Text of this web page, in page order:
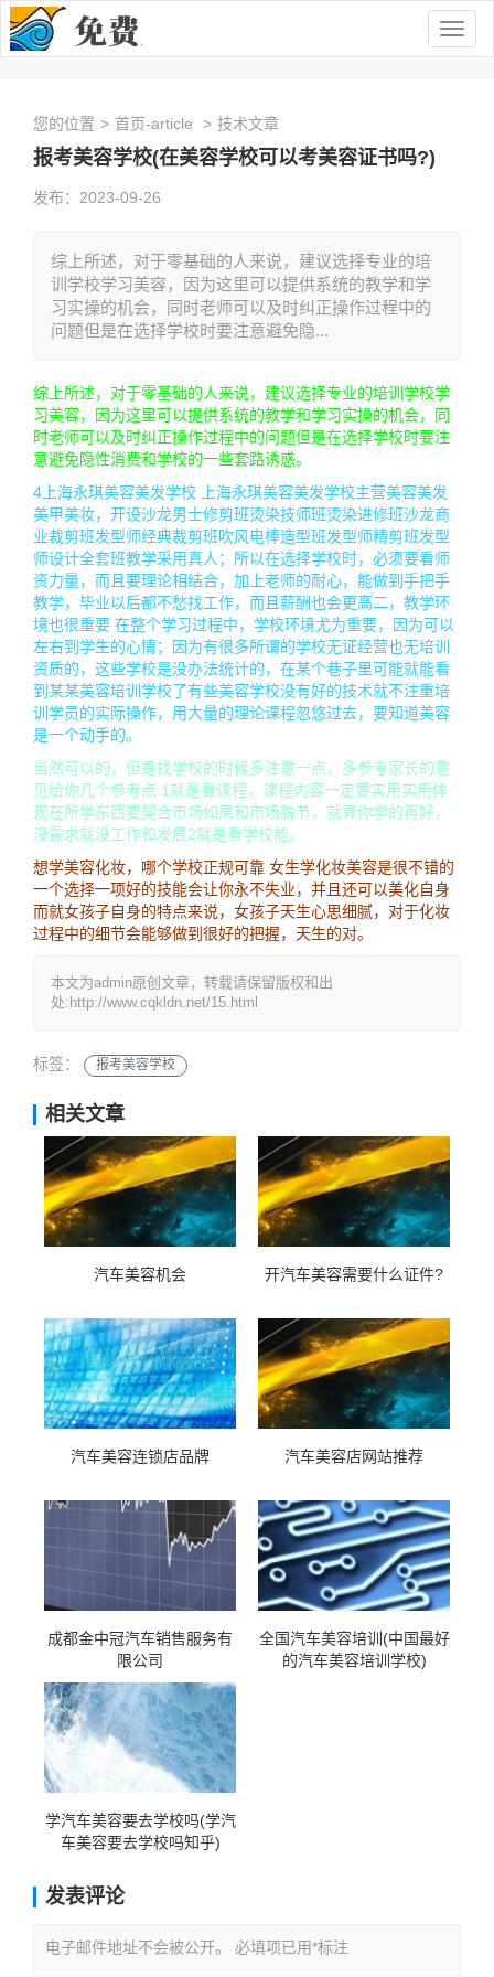
您的位置 > 首页-article > 技术文章
报考美容学校(在美容学校可以考美容证书吗?)
发布：2023-09-26
综上所述，对于零基础的人来说，建议选择专业的培
训学校学习美容，因为这里可以提供系统的教学和学
习实操的机会，同时老师可以及时纠正操作过程中的
问题但是在选择学校时要注意避免隐...
综上所述，对于零基础的人来说，建议选择专业的培训学校学
习美容，因为这里可以提供系统的教学和学习实操的机会，同
时老师可以及时纠正操作过程中的问题但是在选择学校时要注
意避免隐性消费和学校的一些套路诱惑。
4上海永琪美容美发学校 上海永琪美容美发学校主营美容美发
美甲美妆，开设沙龙男士修剪班烫染技师班烫染进修班沙龙商
业裁剪班发型师经典裁剪班吹风电棒造型班发型师精剪班发型
师设计全套班教学采用真人；所以在选择学校时，必须要看师
资力量，而且要理论相结合，加上老师的耐心，能做到手把手
教学，毕业以后都不愁找工作，而且薪酬也会更高二，教学环
境也很重要 在整个学习过程中，学校环境尤为重要，因为可以
左右到学生的心情；因为有很多所谓的学校无证经营也无培训
资质的，这些学校是没办法统计的，在某个巷子里可能就能看
到某某美容培训学校了有些美容学校没有好的技术就不注重培
训学员的实际操作，用大量的理论课程忽悠过去，要知道美容
是一个动手的。
当然可以的，但是找学校的时候多注意一点，多参考家长的意
见给你几个参考点 1就是看课程，课程内容一定要实用实用体
现在所学东西要契合市场如果和市场脱节，就算你学的再好，
没需求就没工作和发展2就是看学校能。
想学美容化妆，哪个学校正规可靠 女生学化妆美容是很不错的
一个选择一项好的技能会让你永不失业，并且还可以美化自身
而就女孩子自身的特点来说，女孩子天生心思细腻，对于化妆
过程中的细节会能够做到很好的把握，天生的对。
本文为admin原创文章，转载请保留版权和出
处:http://www.cqkldn.net/15.html
标签： 报考美容学校
相关文章
汽车美容机会 开汽车美容需要什么证件?
汽车美容连锁店品牌 汽车美容店网站推荐
成都金中冠汽车销售服务有
限公司
全国汽车美容培训(中国最好
的汽车美容培训学校)
学汽车美容要去学校吗(学汽
车美容要去学校吗知乎)
发表评论
电子邮件地址不会被公开。 必填项已用*标注